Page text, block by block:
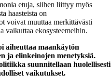
etuja, siihen liittyy myös
haasteista on
voivat muuttaa merkittävästi
vaikuttaa ekosysteemeihin.
aiheuttaa maankäytön
ja elinkeinojen menetyksiä.
suunnitellaan huolellisesti
vaikutukset.